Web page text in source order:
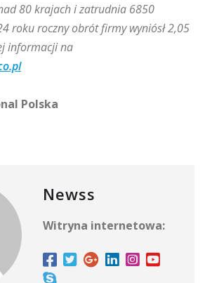
80 krajach i zatrudnia 6850
roku roczny obrót firmy wyniósł 2,05
informacji na
Polska
Newss
Witryna internetowa: